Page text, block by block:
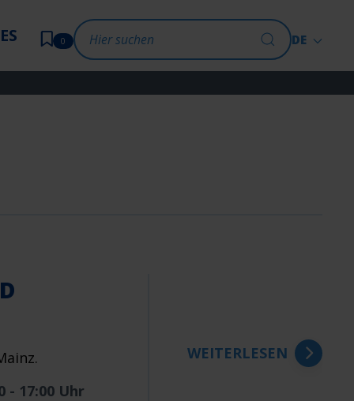
0 DE
- 17:00 Uhr
WEITERLESEN